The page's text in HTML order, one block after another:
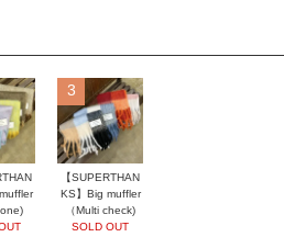
3
【SUPERTHAN
KS】Big muffler
（Multi check)
SOLD OUT